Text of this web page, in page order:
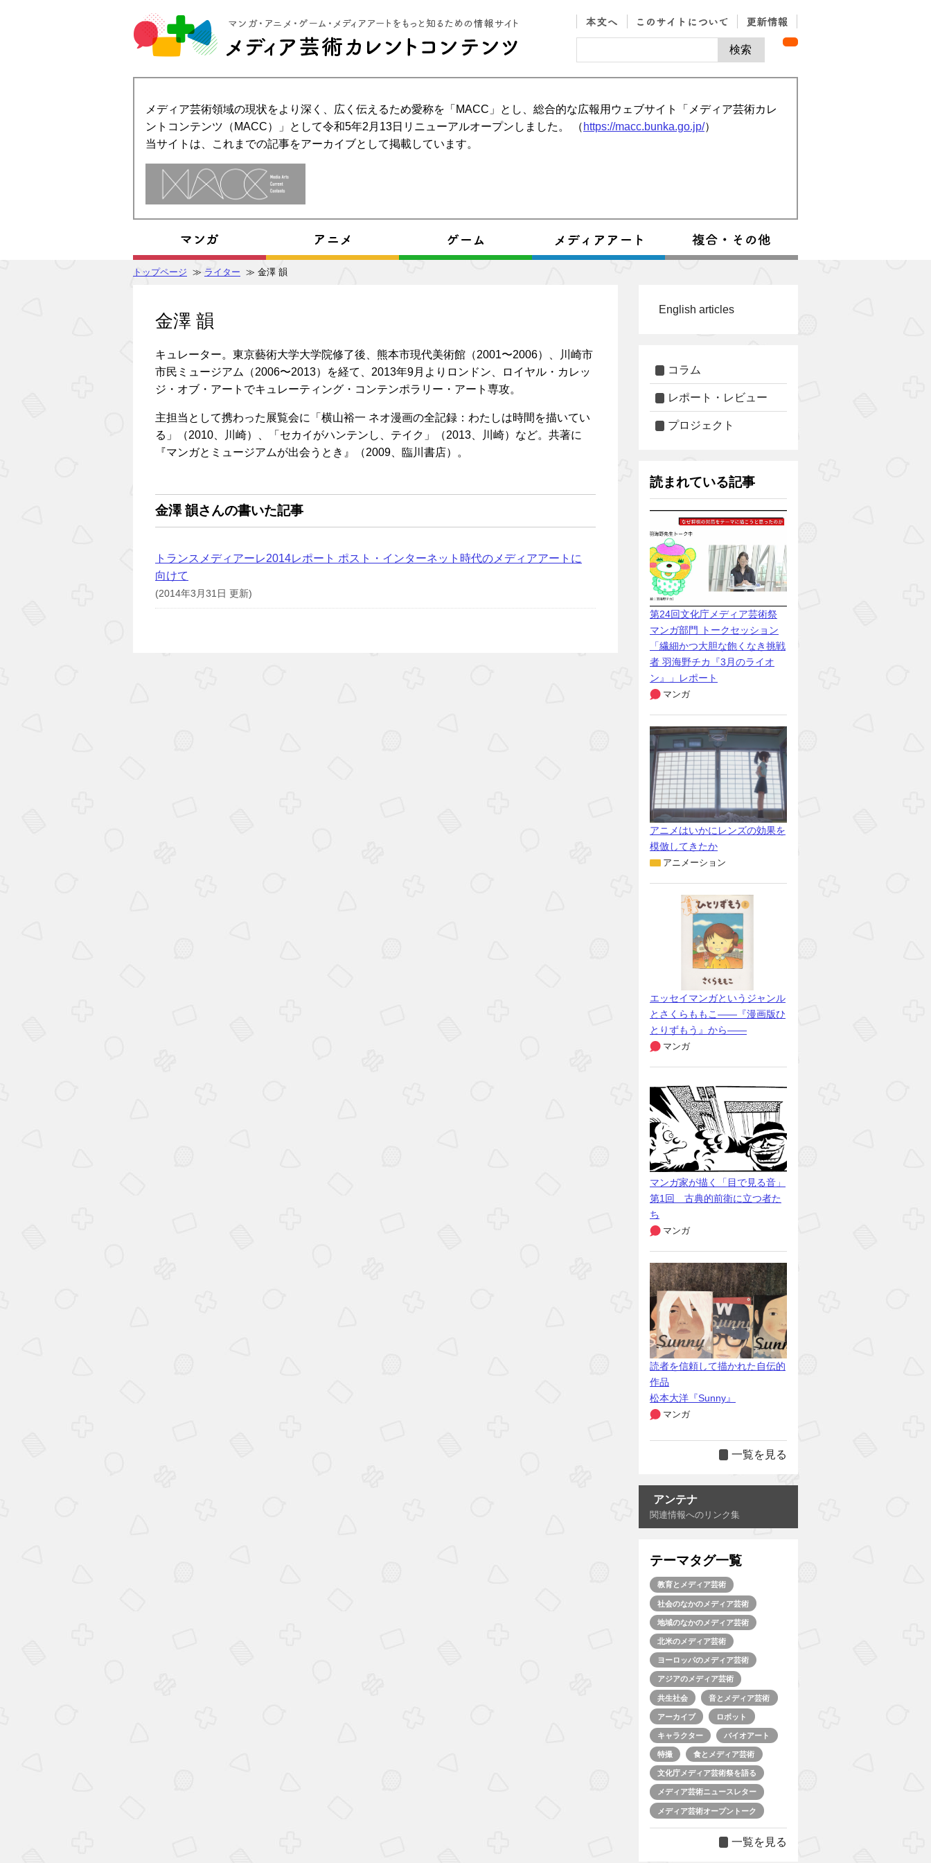
メディア芸術領域の現状をより深く、広く伝えるため愛称を「MACC」とし、総合的な広報用ウェブサイト「メディア芸術カレ
ントコンテンツ（MACC）」として令和5年2月13日リニューアルオープンしました。 （ https://macc.bunka.go.jp/）
当サイトは、これまでの記事をアーカイブとして掲載しています。
トップページ ≫ ライター ≫ 金澤 韻
金澤 韻
キュレーター。東京藝術大学大学院修了後、熊本市現代美術館（2001〜2006）、川崎市
市民ミュージアム（2006〜2013）を経て、2013年9月よりロンドン、ロイヤル・カレッ
ジ・オブ・アートでキュレーティング・コンテンポラリー・アート専攻。
主担当として携わった展覧会に「横山裕一 ネオ漫画の全記録：わたしは時間を描いてい
る」（2010、川崎）、「セカイがハンテンし、テイク」（2013、川崎）など。共著に
『マンガとミュージアムが出会うとき』（2009、臨川書店）。
金澤 韻さんの書いた記事
トランスメディアーレ2014レポート ポスト・インターネット時代のメディアアートに
向けて
(2014年3月31日 更新)
English articles
コラム
レポート・レビュー
プロジェクト
読まれている記事
第24回文化庁メディア芸術祭
マンガ部門 トークセッション
「繊細かつ大胆な飽くなき挑戦
者 羽海野チカ『3月のライオ
ン』」レポート
マンガ
アニメはいかにレンズの効果を
模倣してきたか
アニメーション
エッセイマンガというジャンル
とさくらももこ――『漫画版ひ
とりずもう』から――
マンガ
マンガ家が描く「目で見る音」
第1回 古典的前衛に立つ者た
ち
マンガ
読者を信頼して描かれた自伝的
作品
松本大洋『Sunny』
マンガ
一覧を見る
アンテナ
関連情報へのリンク集
テーマタグ一覧
教育とメディア芸術
社会のなかのメディア芸術
地域のなかのメディア芸術
北米のメディア芸術
ヨーロッパのメディア芸術
アジアのメディア芸術
共生社会 音とメディア芸術
アーカイブ ロボット
キャラクター バイオアート
特撮 食とメディア芸術
文化庁メディア芸術祭を語る
メディア芸術ニュースレター
メディア芸術オープントーク
一覧を見る